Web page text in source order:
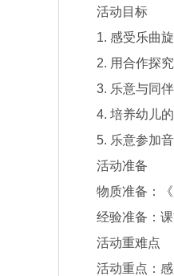
活动目标
1. 感受乐曲旋
2. 用合作探究
3. 乐意与同伴
4. 培养幼儿的
5. 乐意参加音
活动准备
物质准备：《
经验准备：课前
活动重难点
活动重点：感